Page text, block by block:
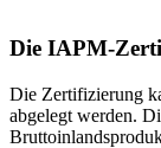
Die IAPM-
Die Zertifizierung
abgelegt werden.